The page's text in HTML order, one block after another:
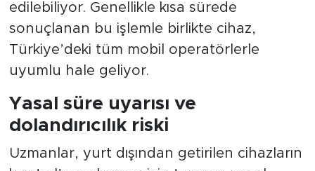
edilebiliyor. Genellikle kısa sürede
sonuçlanan bu işlemle birlikte cihaz,
Türkiye’deki tüm mobil operatörlerle
uyumlu hale geliyor.
Yasal süre uyarısı ve
dolandırıcılık riski
Uzmanlar, yurt dışından getirilen cihazların